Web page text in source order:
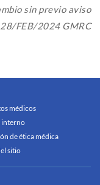
sin previo aviso
28/FEB/2024 GMRC
médicos
interno
de ética médica
sitio